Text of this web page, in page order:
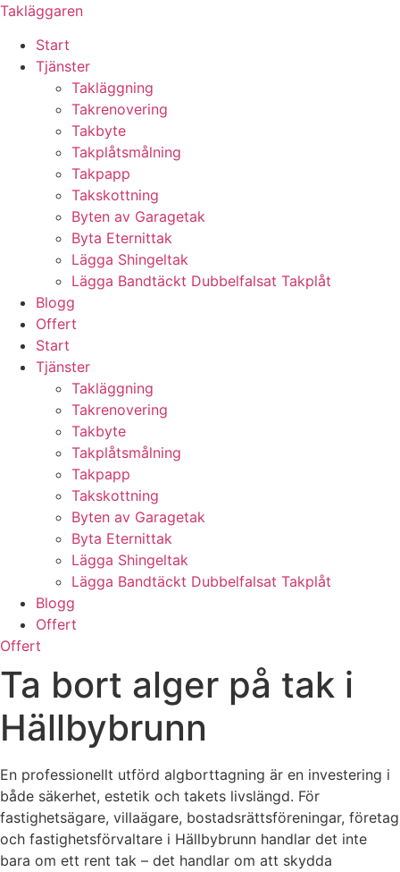
Skip
content
Takläggaren
Start
Tjänster
Takläggning
Takrenovering
Takbyte
Takplåtsmålning
Takpapp
Takskottning
Byten av Garagetak
Byta Eternittak
Lägga Shingeltak
Lägga Bandtäckt Dubbelfalsat Takplåt
Blogg
Offert
Start
Tjänster
Takläggning
Takrenovering
Takbyte
Takplåtsmålning
Takpapp
Takskottning
Byten av Garagetak
Byta Eternittak
Lägga Shingeltak
Lägga Bandtäckt Dubbelfalsat Takplåt
Blogg
Offert
Offert
Ta bort alger på tak i
Hällbybrunn
En professionellt utförd algborttagning är en investering i
både säkerhet, estetik och takets livslängd. För
fastighetsägare, villaägare, bostadsrättsföreningar, företag
och fastighetsförvaltare i Hällbybrunn handlar det inte
bara om ett rent tak – det handlar om att skydda